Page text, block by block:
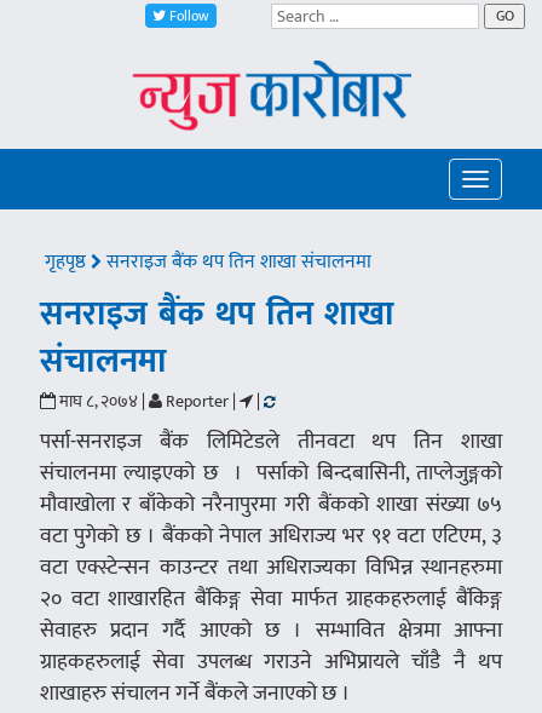
Follow GO
Toggle
गृहपृष्ठ सनराइज बैंक थप तिन शाखा संचालनमा
सनराइज बैंक थप तिन शाखा
संचालनमा
माघ ८, २०७४ | Reporter | |
पर्सा-सनराइज बैंक लिमिटेडले तीनवटा थप तिन शाखा
संचालनमा ल्याइएको छ । पर्साको बिन्दबासिनी, ताप्लेजुङ्गको
मौवाखोला र बाँकेको नरैनापुरमा गरी बैंकको शाखा संख्या ७५
वटा पुगेको छ । बैंकको नेपाल अधिराज्य भर ९१ वटा एटिएम, ३
वटा एक्स्टेन्सन काउन्टर तथा अधिराज्यका विभिन्न स्थानहरुमा
२० वटा शाखारहित बैंकिङ्ग सेवा मार्फत ग्राहकहरुलाई बैंकिङ्ग
सेवाहरु प्रदान गर्दै आएको छ । सम्भावित क्षेत्रमा आफ्ना
ग्राहकहरुलाई सेवा उपलब्ध गराउने अभिप्रायले चाँडै नै थप
शाखाहरु संचालन गर्ने बैंकले जनाएको छ ।